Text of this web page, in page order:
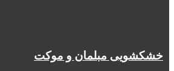
خشکشویی مبلمان و موکت